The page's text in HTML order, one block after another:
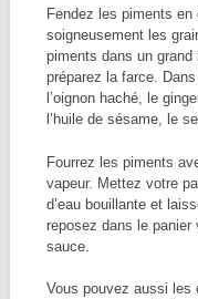
Fendez les piments
soigneusement les
piments dans un grand
préparez la farce.
l’oignon haché, le
l’huile de sésame, le
Fourrez les piments
vapeur. Mettez votre
d’eau bouillante et
reposez dans le panier
sauce.
Vous pouvez aussi les